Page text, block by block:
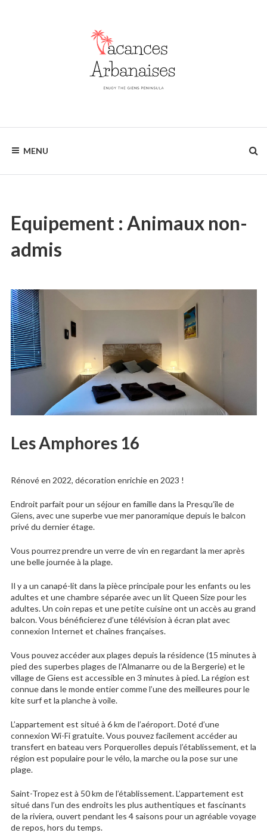
ARBANAISES
GiensMENU
Equipement : Animaux non-
admis
Les Amphores 16
Rénové en 2022, décoration enrichie en 2023 !
Endroit parfait pour un séjour en famille dans la Presqu’île de
Giens, avec une superbe vue mer panoramique depuis le balcon
privé du dernier étage.
Vous pourrez prendre un verre de vin en regardant la mer après
une belle journée à la plage.
Il y a un canapé-lit dans la pièce principale pour les enfants ou les
adultes et une chambre séparée avec un lit Queen Size pour les
adultes. Un coin repas et une petite cuisine ont un accès au grand
balcon. Vous bénéficierez d’une télévision à écran plat avec
connexion Internet et chaînes françaises.
Vous pouvez accéder aux plages depuis la résidence (15 minutes à
pied des superbes plages de l’Almanarre ou de la Bergerie) et le
village de Giens est accessible en 3 minutes à pied. La région est
connue dans le monde entier comme l’une des meilleures pour le
kite surf et la planche à voile.
L’appartement est situé à 6 km de l’aéroport. Doté d’une
connexion Wi-Fi gratuite. Vous pouvez facilement accéder au
transfert en bateau vers Porquerolles depuis l’établissement, et la
région est populaire pour le vélo, la marche ou la pose sur une
plage.
Saint-Tropez est à 50 km de l’établissement. L’appartement est
situé dans l’un des endroits les plus authentiques et fascinants
de la riviera, ouvert pendant les 4 saisons pour un agréable voyage
de repos, hors du temps.